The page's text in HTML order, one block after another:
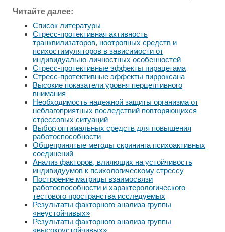
Читайте далее:
Список литературы
Стресс-протективная активность
транквилизаторов, ноотропных средств и
психостимуляторов в зависимости от
индивидуально-личностных особенностей
Стресс-протективные эффекты пирацетама
Стресс-протективные эффекты пирроксана
Высокие показатели уровня перцептивного
внимания
Необходимость надежной защиты организма от
неблагоприятных последствий повторяющихся
стрессовых ситуаций
Выбор оптимальных средств для повышения
работоспособности
Общепринятые методы скрининга психоактивных
соединений
Анализ факторов, влияющих на устойчивость
индивидуумов к психологическому стрессу
Построение матрицы взаимосвязи
работоспособности и характерологического
тестового пространства исследуемых
Результаты факторного анализа группы
«неустойчивых»
Результаты факторного анализа группы